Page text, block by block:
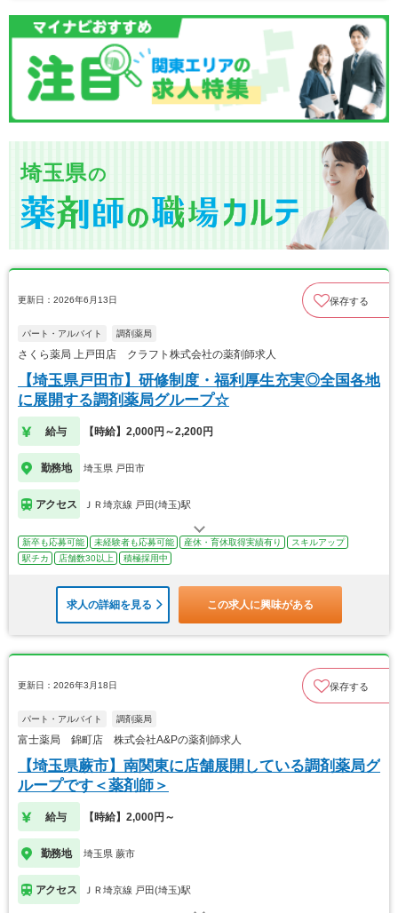
埼玉県の
更新日：2026年6月13日 保存する
パート・アルバイト 調剤薬局
さくら薬局 上戸田店 クラフト株式会社の薬剤師求人
【埼玉県戸田市】研修制度・福利厚生充実◎全国各地
に展開する調剤薬局グループ☆
給与 【時給】2,000円～2,200円
勤務地 埼玉県 戸田市
アクセス ＪＲ埼京線 戸田(埼玉)駅
新卒も応募可能 未経験者も応募可能 産休・育休取得実績有り
スキルアップ
駅チカ
店舗数30以上 積極採用中
求人の詳細を見る この求人に興味がある
更新日：2026年3月18日 保存する
パート・アルバイト 調剤薬局
富士薬局 錦町店 株式会社A&Pの薬剤師求人
【埼玉県蕨市】南関東に店舗展開している調剤薬局グ
ループです＜薬剤師＞
給与 【時給】2,000円～
勤務地 埼玉県 蕨市
アクセス ＪＲ埼京線 戸田(埼玉)駅